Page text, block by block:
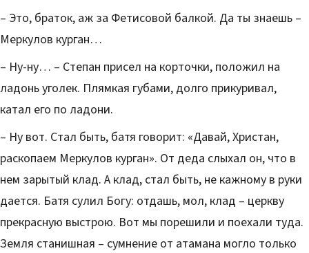
– Это, браток, аж за Фетисовой балкой. Да ты знаешь –
Меркулов курган…
– Ну-ну… – Степан присел на корточки, положил на
ладонь уголек. Плямкая губами, долго прикуривал,
катал его по ладони.
– Ну вот. Стал быть, батя говорит: «Давай, Христан,
раскопаем Меркулов курган». От деда слыхал он, что в
нем зарытый клад. А клад, стал быть, не кажному в руки
дается. Батя сулил Богу: отдашь, мол, клад – церкву
прекрасную выстрою. Вот мы порешили и поехали туда.
Земля станишная – сумнение от атамана могло только